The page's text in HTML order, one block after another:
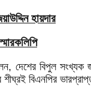
হায়দার
দেশের বিপুল
বিএনপির